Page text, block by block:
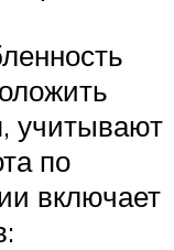
учитывают
по
включает